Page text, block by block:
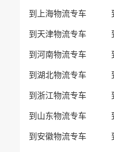
到上海物流专车
到天津物流专车
到河南物流专车
到湖北物流专车
到浙江物流专车
到山东物流专车
到安徽物流专车